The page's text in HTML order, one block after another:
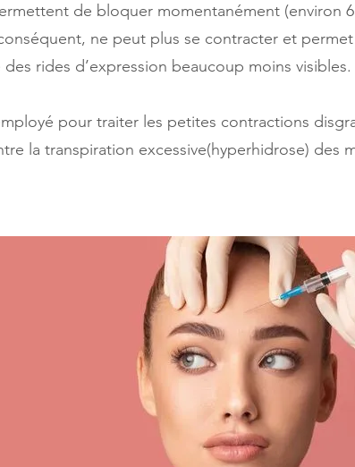
de bloquer momentanément (environ
ne peut plus se contracter et
rides d’expression beaucoup moins visibles.
pour traiter les petites contractions
la transpiration excessive(hyperhidrose) des